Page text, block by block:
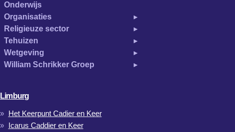
Onderwijs
Organisaties
Religieuze sector
Tehuizen
Wetgeving
William Schrikker Groep
Limburg
Het Keerpunt Cadier en Keer
Icarus Caddier en Keer